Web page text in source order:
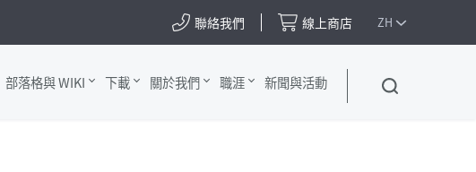
聯絡我們 線上商店 ZH
部落格與 WIKI 下載 關於我們 職涯 新聞與活動